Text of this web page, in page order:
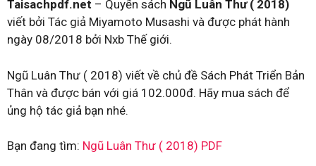
Taisachpdf.net – Quyển sách Ngũ Luân Thư ( 2018)
viết bởi Tác giả Miyamoto Musashi và được phát hành
ngày 08/2018 bởi Nxb Thế giới.
Ngũ Luân Thư ( 2018) viết về chủ đề Sách Phát Triển Bản
Thân và được bán với giá 102.000đ. Hãy mua sách để
ủng hộ tác giả bạn nhé.
Bạn đang tìm: Ngũ Luân Thư ( 2018) PDF